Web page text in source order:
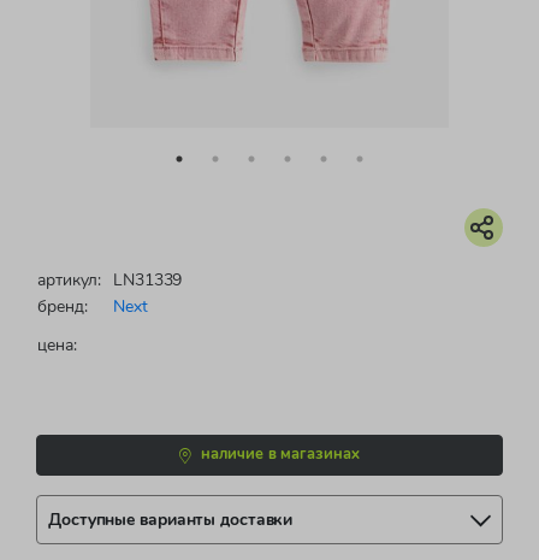
артикул: LN31339
бренд:
Next
цена:
наличие в магазинах
Доступные варианты доставки